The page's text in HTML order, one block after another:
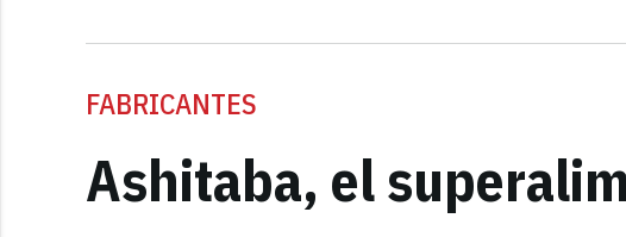
FABRICANTES
Ashitaba, el